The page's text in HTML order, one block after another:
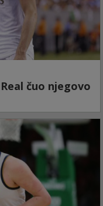
čuo njegovo